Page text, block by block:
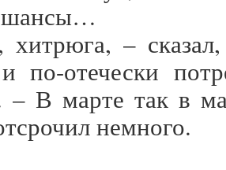
шансы…
– сказал,
по-отечески
– В марте так в
немного.